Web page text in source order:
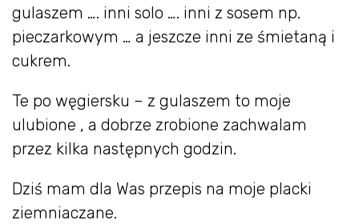
gulaszem …. inni solo …. inni z sosem np.
pieczarkowym … a jeszcze inni ze śmietaną i
cukrem.
Te po węgiersku – z gulaszem to moje
ulubione , a dobrze zrobione zachwalam
przez kilka następnych godzin.
Dziś mam dla Was przepis na moje placki
ziemniaczane.